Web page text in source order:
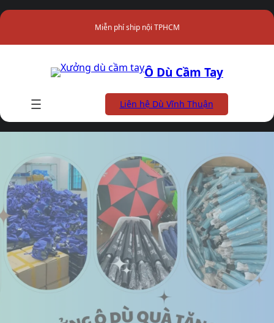
Chuyển
đến
Miễn phí ship nội TPHCM
Ô Dù Cầm Tay
Liên hệ Dù Vĩnh Thuận